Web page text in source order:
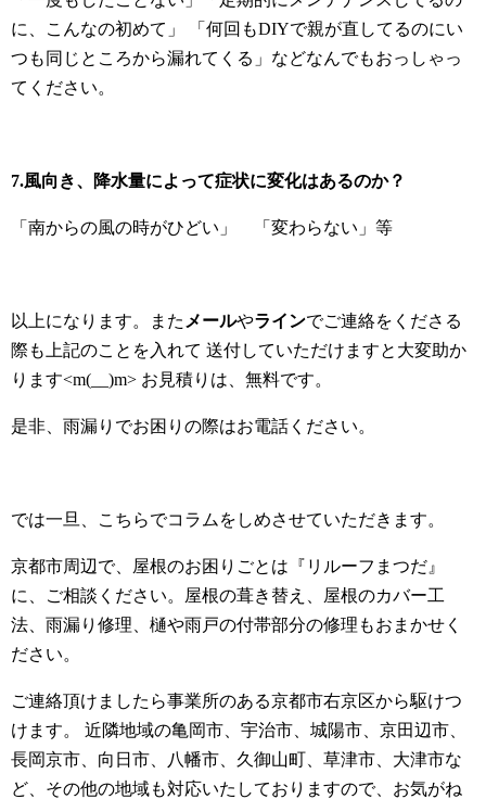
に、こんなの初めて」 「何回もDIYで親が直してるのにい
つも同じところから漏れてくる」などなんでもおっしゃっ
てください。
7.風向き、降水量によって症状に変化はあるのか？
「南からの風の時がひどい」 「変わらない」等
以上になります。また メールやラインでご連絡をくださる
際も上記のことを入れて 送付していただけますと大変助か
ります<m(__)m> お見積りは、無料です。
是非、雨漏りでお困りの際はお電話ください。
では一旦、こちらでコラムをしめさせていただきます。
京都市周辺で、屋根のお困りごとは『リルーフまつだ』
に、ご相談ください。屋根の葺き替え、屋根のカバー工
法、雨漏り修理、樋や雨戸の付帯部分の修理もおまかせく
ださい。
ご連絡頂けましたら事業所のある京都市右京区から駆けつ
けます。 近隣地域の亀岡市、宇治市、城陽市、京田辺市、
長岡京市、向日市、八幡市、久御山町、草津市、大津市な
ど、その他の地域も対応いたしておりますので、お気がね